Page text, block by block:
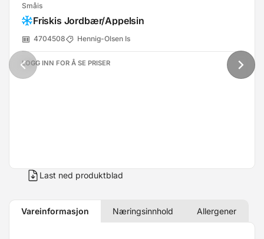
Småis
Friskis Jordbær/Appelsin
4704508 Hennig-Olsen Is
LOGG INN FOR Å SE PRISER
Last ned produktblad
Vareinformasjon Næringsinnhold Allergener